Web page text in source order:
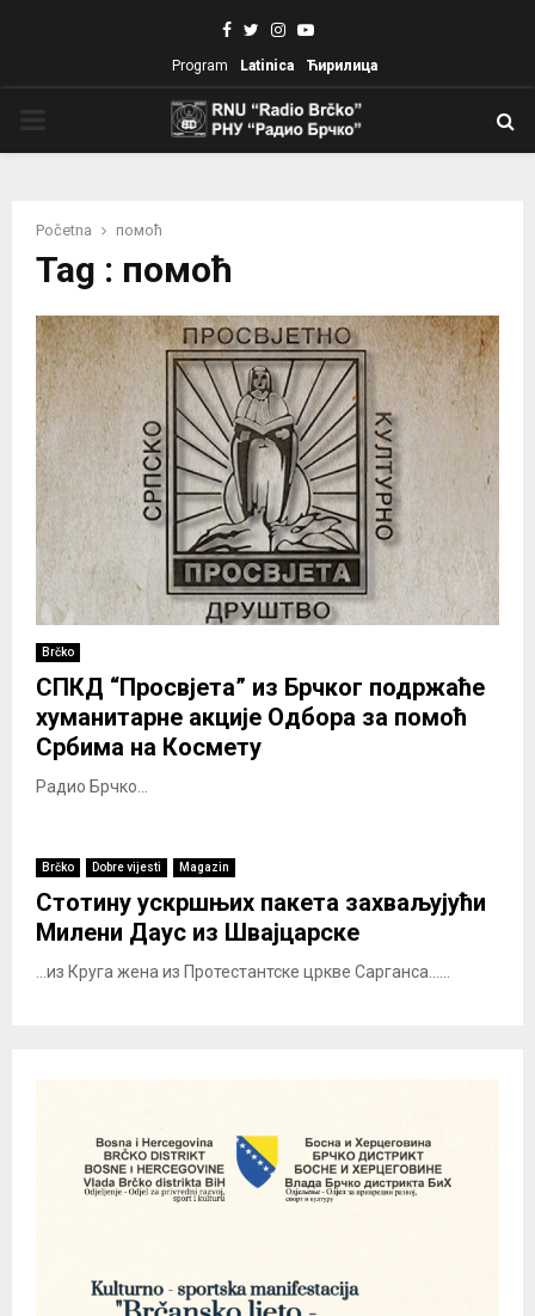
Facebook
TwitterInstagram
Youtube
Program Latinica Ћирилица
Početna помоћ
Tag : помоћ
Brčko
СПКД “Просвјета” из Брчког подржаће
хуманитарне акције Одбора за помоћ
Србима на Космету
Радио Брчко...
Brčko Dobre vijesti Magazin
Стотину ускршњих пакета захваљујући
Милени Даус из Швајцарске
...из Круга жена из Протестантске цркве Сарганса......